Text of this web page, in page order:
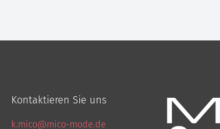
Kontaktieren Sie uns
k.mico@mico-mode.de